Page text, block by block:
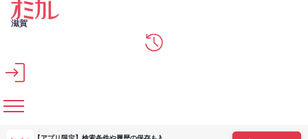
メインコンテンツへスキップ
滋賀
【アプリ限定】 検索条件や履歴の保存も♪